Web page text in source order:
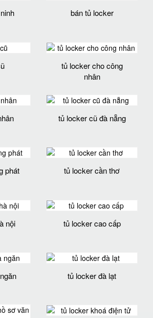
bán tủ locker
tủ locker cho công
nhân
tủ locker cũ đà nẵng
phát tủ locker cần thơ
nội tủ locker cao cấp
tủ locker đà lạt